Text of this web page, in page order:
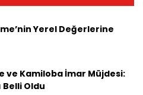
Yerel Değerlerine
ve Kamiloba İmar Müjdesi:
Oldu